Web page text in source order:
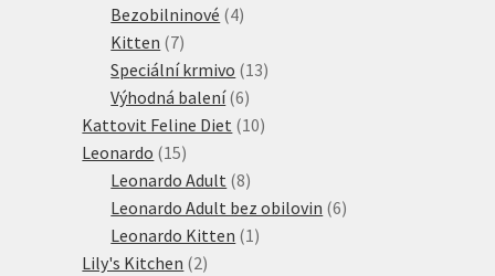
produktů
Bezobilninové 44
Kitten 77
produktů
Speciální krmivo 1313
Výhodná balení 66
produktů
Kattovit Feline Diet 1010
Leonardo 1515
produktů
Leonardo Adult 88
produktů
Leonardo Adult bez obilovin 66
Leonardo Kitten 1 1
Lily's Kitchen 22